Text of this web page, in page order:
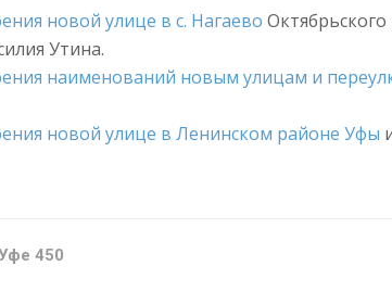
новой улице в с. Нагаево
Утина.
наименований новым улицам и
новой улице в Ленинском районе Уфы
450